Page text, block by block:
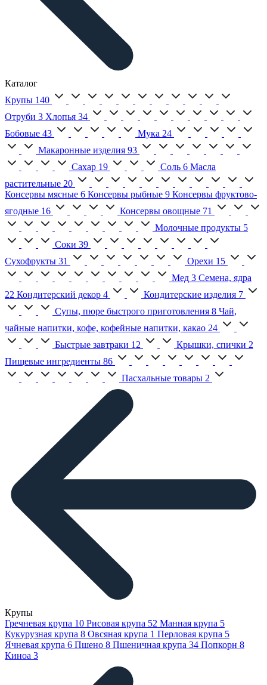
Каталог
Крупы 140
Отруби 3 Хлопья 34
Бобовые 43 Мука 24
Макаронные изделия 93
Сахар 19 Соль 6 Масла
растительные 20
Консервы мясные 6 Консервы рыбные 9 Консервы фруктово-
ягодные 16 Консервы овощные 71
Молочные продукты 5
Соки 39
Сухофрукты 31 Орехи 15
Мед 3 Семена, ядра
22 Кондитерский декор 4 Кондитерские изделия 7
Супы, пюре быстрого приготовления 8 Чай,
чайные напитки, кофе, кофейные напитки, какао 24
Быстрые завтраки 12 Крышки, спички 2
Пищевые ингредиенты 86
Пасхальные товары 2
Крупы
Гречневая крупа 10 Рисовая крупа 52 Манная крупа 5
Кукурузная крупа 8 Овсяная крупа 1 Перловая крупа 5
Ячневая крупа 6 Пшено 8 Пшеничная крупа 34 Попкорн 8
Киноа 3